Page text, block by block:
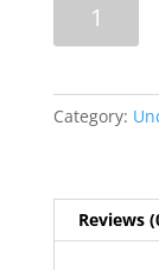
شبارو
quantity
Category:
Reviews